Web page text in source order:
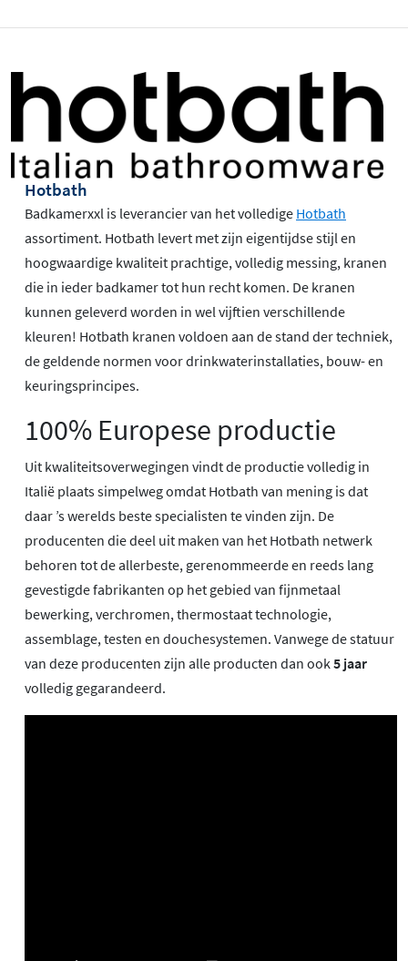
Hotbath
Badkamerxxl is leverancier van het volledige Hotbath
assortiment. Hotbath levert met zijn eigentijdse stijl en
hoogwaardige kwaliteit prachtige, volledig messing, kranen
die in ieder badkamer tot hun recht komen. De kranen
kunnen geleverd worden in wel vijftien verschillende
kleuren! Hotbath kranen voldoen aan de stand der techniek,
de geldende normen voor drinkwaterinstallaties, bouw- en
keuringsprincipes.
100% Europese productie
Uit kwaliteitsoverwegingen vindt de productie volledig in
Italië plaats simpelweg omdat Hotbath van mening is dat
daar ’s werelds beste specialisten te vinden zijn. De
producenten die deel uit maken van het Hotbath netwerk
behoren tot de allerbeste, gerenommeerde en reeds lang
gevestigde fabrikanten op het gebied van fijnmetaal
bewerking, verchromen, thermostaat technologie,
assemblage, testen en douchesystemen. Vanwege de statuur
van deze producenten zijn alle producten dan ook5 jaar
volledig gegarandeerd.